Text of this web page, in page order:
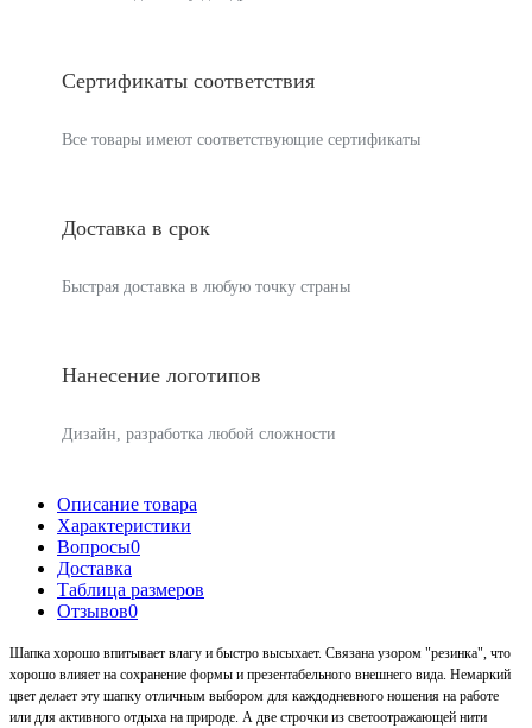
Сертификаты соответствия
Все товары имеют соответствующие сертификаты
Доставка в срок
Быстрая доставка в любую точку страны
Нанесение логотипов
Дизайн, разработка любой сложности
Описание товара
Характеристики
Вопросы0
Доставка
Таблица размеров
Отзывов0
Шапка хорошо впитывает влагу и быстро высыхает. Связана узором "резинка", что
хорошо влияет на сохранение формы и презентабельного внешнего вида. Немаркий
цвет делает эту шапку отличным выбором для каждодневного ношения на работе
или для активного отдыха на природе. А две строчки из светоотражающей нити